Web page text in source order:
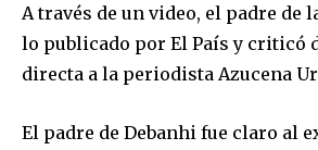
A través de un video, el padre de
lo publicado por El País y criticó
directa a la periodista Azucena
El padre de Debanhi fue claro al